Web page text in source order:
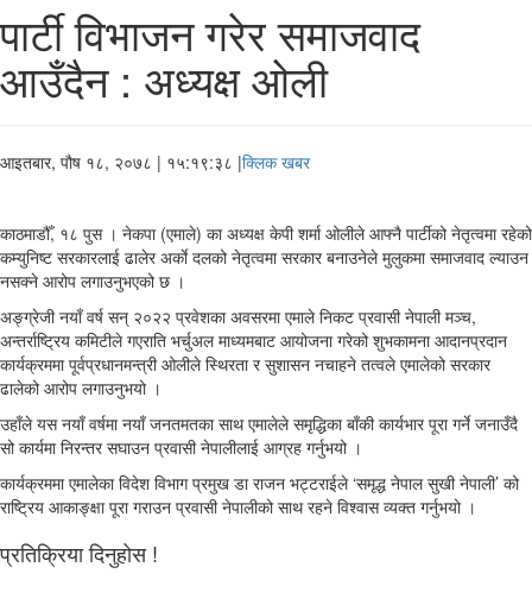
पार्टी विभाजन गरेर समाजवाद
आउँदैन : अध्यक्ष ओली
आइतबार, पौष १८, २०७८ | १५:१९:३८ |क्लिक खबर
काठमाडौँ, १८ पुस । नेकपा (एमाले) का अध्यक्ष केपी शर्मा ओलीले आफ्नै पार्टीको नेतृत्वमा रहेको
कम्युनिष्ट सरकारलाई ढालेर अर्काे दलको नेतृत्वमा सरकार बनाउनेले मुलुकमा समाजवाद ल्याउन
नसक्ने आरोप लगाउनुभएको छ ।
अङ्ग्रेजी नयाँ वर्ष सन् २०२२ प्रवेशका अवसरमा एमाले निकट प्रवासी नेपाली मञ्च,
अन्तर्राष्ट्रिय कमिटीले गएराति भर्चुअल माध्यमबाट आयोजना गरेको शुभकामना आदानप्रदान
कार्यक्रममा पूर्वप्रधानमन्त्री ओलीले स्थिरता र सुशासन नचाहने तत्वले एमालेको सरकार
ढालेको आरोप लगाउनुभयो ।
उहाँले यस नयाँ वर्षमा नयाँ जनतमतका साथ एमालेले समृद्धिका बाँकी कार्यभार पूरा गर्ने जनाउँदै
सो कार्यमा निरन्तर सघाउन प्रवासी नेपालीलाई आग्रह गर्नुभयो ।
कार्यक्रममा एमालेका विदेश विभाग प्रमुख डा राजन भट्टराईले ‘समृद्ध नेपाल सुखी नेपाली’ को
राष्ट्रिय आकाङ्क्षा पूरा गराउन प्रवासी नेपालीको साथ रहने विश्वास व्यक्त गर्नुभयो ।
प्रतिक्रिया दिनुहोस !